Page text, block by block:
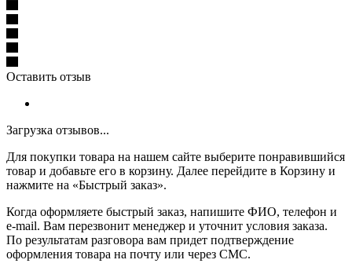
Оставить отзыв
Загрузка отзывов...
Для покупки товара на нашем сайте выберите понравившийся
товар и добавьте его в корзину. Далее перейдите в Корзину и
нажмите на «Быстрый заказ».
Когда оформляете быстрый заказ, напишите ФИО, телефон и
e-mail. Вам перезвонит менеджер и уточнит условия заказа.
По результатам разговора вам придет подтверждение
оформления товара на почту или через СМС.